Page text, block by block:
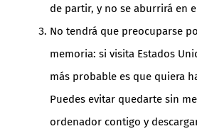
de partir, y no se aburrirá en
No tendrá que preocuparse
memoria: si visita Estados
más probable es que quiera
Puedes evitar quedarte sin
ordenador contigo y